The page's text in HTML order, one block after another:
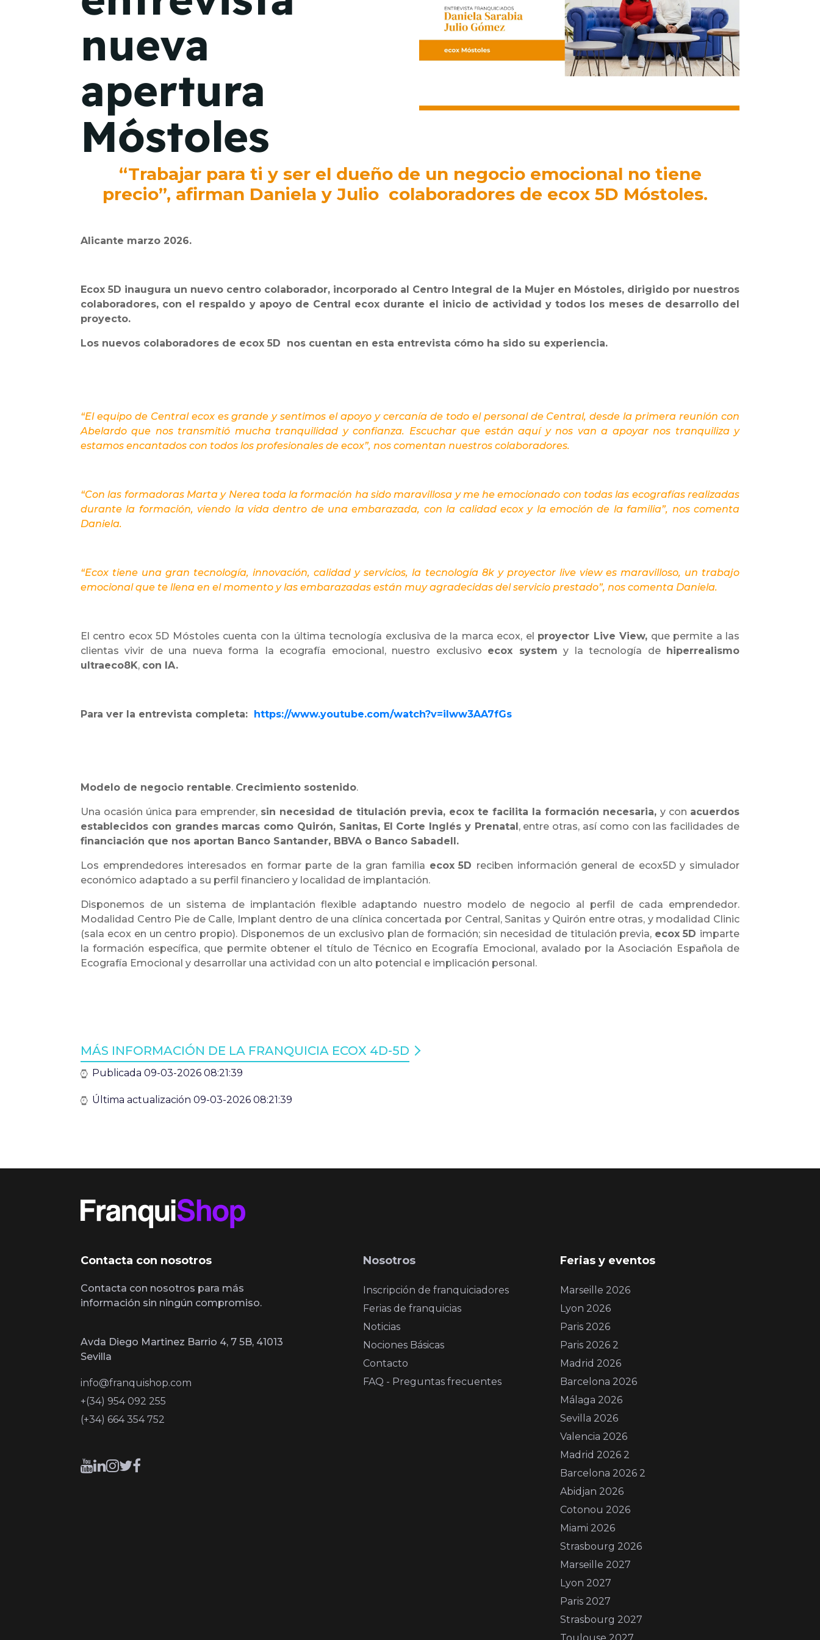
Madrid 2026 2 -08
de octubre
VER MÁS
Infórmate
nueva
apertura
Móstoles
“Trabajar para ti y ser el dueño de un negocio emocional no tiene
precio”, afirman Daniela y Julio colaboradores de ecox 5D Móstoles.
Alicante marzo 2026.
Ecox 5D inaugura un nuevo centro colaborador, incorporado al Centro Integral de la Mujer en Móstoles, dirigido por nuestros
colaboradores, con el respaldo y apoyo de Central ecox durante el inicio de actividad y todos los meses de desarrollo del
proyecto.
Los nuevos colaboradores de ecox 5D nos cuentan en esta entrevista cómo ha sido su experiencia.
“El equipo de Central ecox es grande y sentimos el apoyo y cercanía de todo el personal de Central, desde la primera reunión con
Abelardo que nos transmitió mucha tranquilidad y confianza. Escuchar que están aquí y nos van a apoyar nos tranquiliza y
estamos encantados con todos los profesionales de ecox”, nos comentan nuestros colaboradores.
“Con las formadoras Marta y Nerea toda la formación ha sido maravillosa y me he emocionado con todas las ecografías realizadas
durante la formación, viendo la vida dentro de una embarazada, con la calidad ecox y la emoción de la familia”, nos comenta
Daniela.
“Ecox tiene una gran tecnología, innovación, calidad y servicios, la tecnología 8k y proyector live view es maravilloso, un trabajo
emocional que te llena en el momento y las embarazadas están muy agradecidas del servicio prestado”, nos comenta Daniela.
El centro ecox 5D Móstoles cuenta con la última tecnología exclusiva de la marca ecox, el proyector Live View, que permite a las
clientas vivir de una nueva forma
la ecografía emocional, nuestro exclusivo ecox system y la tecnología de hiperrealismo
ultraeco8K, con IA.
Para ver la entrevista completa: https://www.youtube.com/watch?v=ilww3AA7fGs
Modelo de negocio rentable. Crecimiento sostenido.
Una ocasión única para emprender, sin necesidad de titulación previa, ecox te facilita la formación necesaria, y con acuerdos
establecidos con grandes marcas como Quirón, Sanitas, El Corte Inglés y Prenatal, entre otras, así como con las facilidades de
financiación que nos aportan Banco Santander, BBVA o Banco Sabadell.
Los emprendedores interesados en formar parte de la gran familia ecox 5D reciben información general de ecox5D y simulador
económico adaptado a su perfil financiero y localidad de implantación.
Disponemos de un sistema de implantación flexible adaptando nuestro modelo de negocio al perfil de cada emprendedor.
Modalidad Centro Pie de Calle, Implant dentro de una clínica concertada por Central, Sanitas y Quirón entre otras, y modalidad Clinic
(sala ecox en un centro propio). Disponemos de un exclusivo plan de formación; sin necesidad de titulación previa, ecox 5D imparte
la formación específica, que permite obtener el título de Técnico en Ecografía Emocional, avalado por la Asociación Española de
Ecografía Emocional y desarrollar una actividad con un alto potencial e implicación personal.
MÁS INFORMACIÓN DE LA FRANQUICIA ECOX 4D-5D
Publicada 09-03-2026 08:21:39
Última actualización 09-03-2026 08:21:39
Contacta con nosotros
Contacta con nosotros para más
información sin ningún compromiso.
Avda Diego Martinez Barrio 4, 7 5B, 41013
Sevilla
info@franquishop.com
+(34) 954 092 255
(+34) 664 354 752
Nosotros
Inscripción de franquiciadores
Ferias de franquicias
Noticias
Nociones Básicas
Contacto
FAQ - Preguntas frecuentes
Ferias y eventos
Marseille 2026
Lyon 2026
Paris 2026
Paris 2026 2
Madrid 2026
Barcelona 2026
Málaga 2026
Sevilla 2026
Valencia 2026
Madrid 2026 2
Barcelona 2026 2
Abidjan 2026
Cotonou 2026
Miami 2026
Strasbourg 2026
Marseille 2027
Lyon 2027
Paris 2027
Strasbourg 2027
Toulouse 2027